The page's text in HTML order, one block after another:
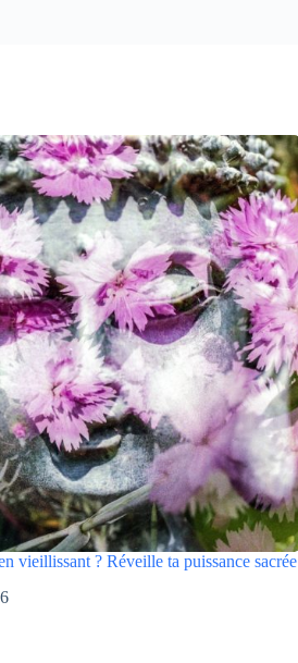
vieillissant ? Réveille ta puissance sacrée